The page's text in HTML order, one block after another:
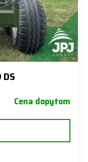
Cena dopytom